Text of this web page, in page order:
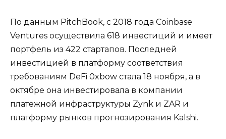
По данным PitchBook, с 2018 года Coinbase
Ventures осуществила 618 инвестиций и имеет
портфель из 422 стартапов. Последней
инвестицией в платформу соответствия
требованиям DeFi 0xbow стала 18 ноября, а в
октябре она инвестировала в компании
платежной инфраструктуры Zynk и ZAR и
платформу рынков прогнозирования Kalshi.